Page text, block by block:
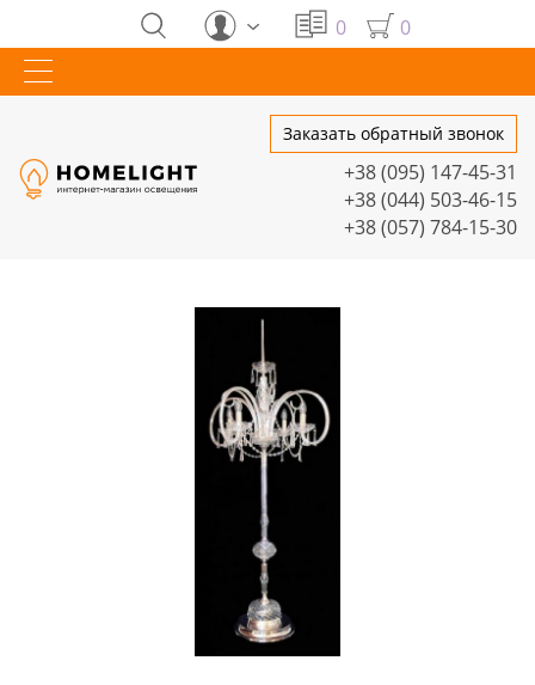
0 0
Заказать обратный звонок
+38 (095) 147-45-31
+38 (044) 503-46-15
+38 (057) 784-15-30